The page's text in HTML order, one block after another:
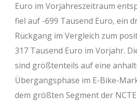
Euro im Vorjahreszeitraum
fiel auf -699 Tausend Euro, ein
Rückgang im Vergleich zum
317 Tausend Euro im Vorjahr.
sind größtenteils auf eine
Übergangsphase im E-Bike-
dem größten Segment der NCTE